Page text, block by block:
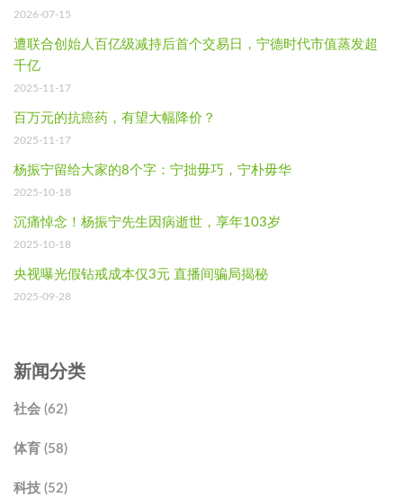
2026-07-15
遭联合创始人百亿级减持后首个交易日，宁德时代市值蒸发超
千亿
2025-11-17
百万元的抗癌药，有望大幅降价？
2025-11-17
杨振宁留给大家的8个字：宁拙毋巧，宁朴毋华
2025-10-18
沉痛悼念！杨振宁先生因病逝世，享年103岁
2025-10-18
央视曝光假钻戒成本仅3元 直播间骗局揭秘
2025-09-28
新闻分类
社会 (62)
体育 (58)
科技 (52)